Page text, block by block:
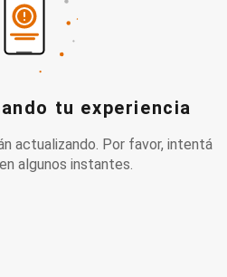
tu experiencia
actualizando. Por favor, intentá
algunos instantes.